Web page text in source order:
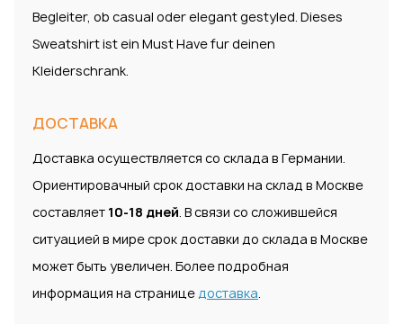
Begleiter, ob casual oder elegant gestyled. Dieses
Sweatshirt ist ein Must Have fur deinen
Kleiderschrank.
ДОСТАВКА
Доставка осуществляется со склада в Германии.
Ориентировачный срок доставки на склад в Москве
составляет 10-18 дней. В связи со сложившейся
ситуацией в мире срок доставки до склада в Москве
может быть увеличен. Более подробная
информация на страницедоставка.